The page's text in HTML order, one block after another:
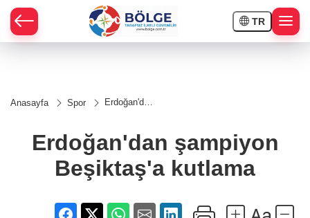
TR
Anasayfa Spor
Erdoğan'dan
kutlama
Erdoğan'dan şampiyon
Beşiktaş'a kutlama